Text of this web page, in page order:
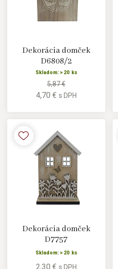
Dekorácia domček
D6808/2
Skladom: > 20 ks
5,87 €
4,70 € s DPH
Dekorácia domček
D7757
Skladom: > 20 ks
2,30 € s DPH